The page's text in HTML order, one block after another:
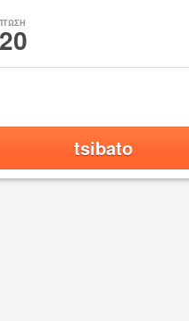
tsibato